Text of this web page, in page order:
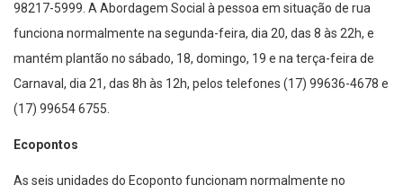
98217-5999. A Abordagem Social à pessoa em situação de rua
funciona normalmente na segunda-feira, dia 20, das 8 às 22h, e
mantém plantão no sábado, 18, domingo, 19 e na terça-feira de
Carnaval, dia 21, das 8h às 12h, pelos telefones (17) 99636-4678 e
(17) 99654 6755.
Ecopontos
As seis unidades do Ecoponto funcionam normalmente no